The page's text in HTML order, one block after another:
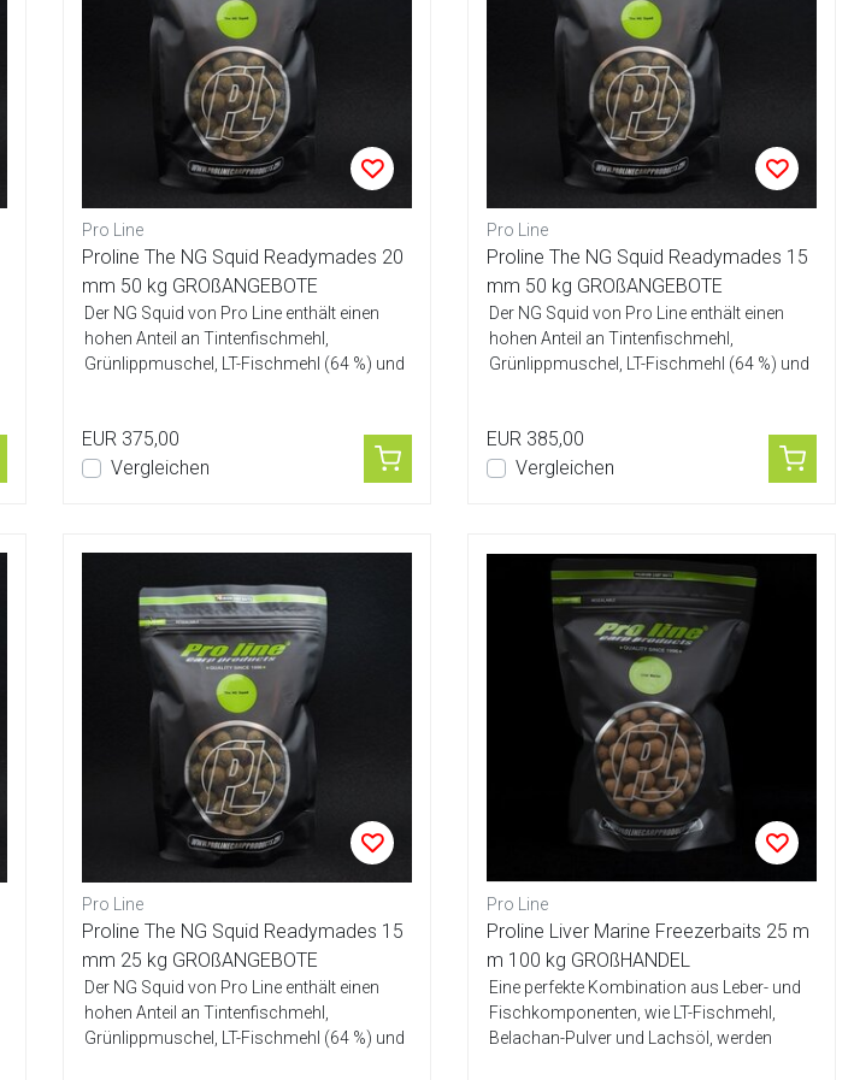
Pro Line
Proline The NG Squid Readymades 20
mm 50 kg GROßANGEBOTE
Der NG Squid von Pro Line enthält einen
hohen Anteil an Tintenfischmehl,
Grünlippmuschel, LT-Fischmehl (64 %) und
EUR 375,00
Vergleichen
Pro Line
Proline The NG Squid Readymades 15
mm 50 kg GROßANGEBOTE
Der NG Squid von Pro Line enthält einen
hohen Anteil an Tintenfischmehl,
Grünlippmuschel, LT-Fischmehl (64 %) und
EUR 385,00
Vergleichen
Pro Line
Proline The NG Squid Readymades 15
mm 25 kg GROßANGEBOTE
Der NG Squid von Pro Line enthält einen
hohen Anteil an Tintenfischmehl,
Grünlippmuschel, LT-Fischmehl (64 %) und
Pro Line
Proline Liver Marine Freezerbaits 25 m
m 100 kg GROßHANDEL
Eine perfekte Kombination aus Leber- und
Fischkomponenten, wie LT-Fischmehl,
Belachan-Pulver und Lachsöl, werden